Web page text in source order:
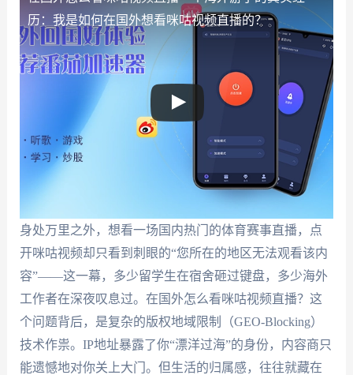
历：我是如何在国外想看咪咕视频直播的？
身处万里之外，想看一场国内热门的体育赛事直播，点
开咪咕视频却只看到刺眼的“您所在的地区无法观看该内
容”——这一幕，多少留学生在宿舍砸过键盘，多少海外
工作者在深夜叹息过。在国外怎么看咪咕视频直播？这
个问题背后，是复杂的版权地域限制（GEO-Blocking）
技术作祟。IP地址暴露了你“漂洋过海”的身份，内容商只
能遗憾地对你关上大门。但生活的归属感，往往就藏在